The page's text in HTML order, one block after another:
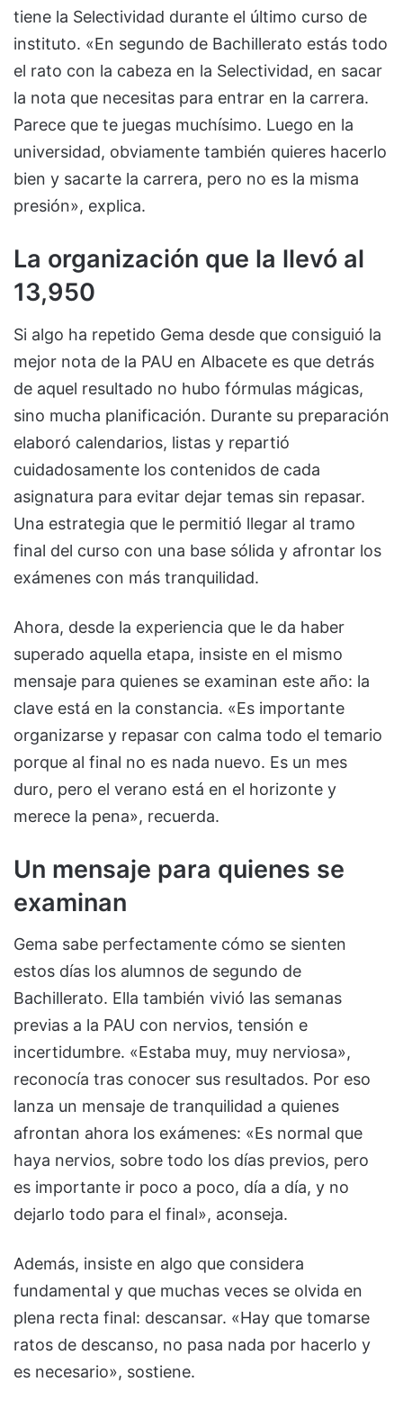
tiene la Selectividad durante el último curso de
instituto. «En segundo de Bachillerato estás todo
el rato con la cabeza en la Selectividad, en sacar
la nota que necesitas para entrar en la carrera.
Parece que te juegas muchísimo. Luego en la
universidad, obviamente también quieres hacerlo
bien y sacarte la carrera, pero no es la misma
presión», explica.
La organización que la llevó al
13,950
Si algo ha repetido Gema desde que consiguió la
mejor nota de la PAU en Albacete es que detrás
de aquel resultado no hubo fórmulas mágicas,
sino mucha planificación. Durante su preparación
elaboró calendarios, listas y repartió
cuidadosamente los contenidos de cada
asignatura para evitar dejar temas sin repasar.
Una estrategia que le permitió llegar al tramo
final del curso con una base sólida y afrontar los
exámenes con más tranquilidad.
Ahora, desde la experiencia que le da haber
superado aquella etapa, insiste en el mismo
mensaje para quienes se examinan este año: la
clave está en la constancia. «Es importante
organizarse y repasar con calma todo el temario
porque al final no es nada nuevo. Es un mes
duro, pero el verano está en el horizonte y
merece la pena», recuerda.
Un mensaje para quienes se
examinan
Gema sabe perfectamente cómo se sienten
estos días los alumnos de segundo de
Bachillerato. Ella también vivió las semanas
previas a la PAU con nervios, tensión e
incertidumbre. «Estaba muy, muy nerviosa»,
reconocía tras conocer sus resultados. Por eso
lanza un mensaje de tranquilidad a quienes
afrontan ahora los exámenes: «Es normal que
haya nervios, sobre todo los días previos, pero
es importante ir poco a poco, día a día, y no
dejarlo todo para el final», aconseja.
Además, insiste en algo que considera
fundamental y que muchas veces se olvida en
plena recta final: descansar. «Hay que tomarse
ratos de descanso, no pasa nada por hacerlo y
es necesario», sostiene.